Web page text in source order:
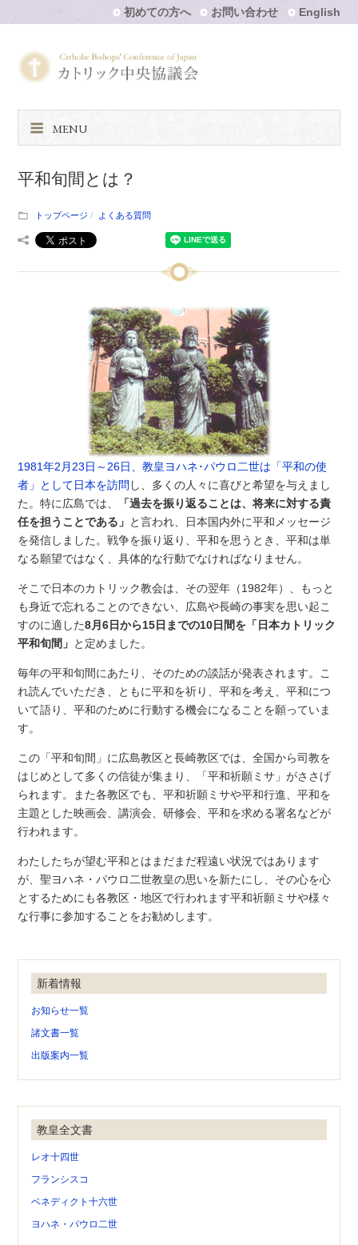
初めての方へ お問い合わせ English
MENU
平和旬間とは？
トップページ よくある質問
1981年2月23日～26日、教皇ヨハネ･パウロ二世は「平和の使
者」として日本を訪問 し、多くの人々に喜びと希望を与えまし
た。特に広島では、
「過去を振り返ることは、将来に対する責
任を担うことである」 と言われ、日本国内外に平和メッセージ
を発信しました。戦争を振り返り、平和を思うとき、平和は単
なる願望ではなく、具体的な行動でなければなりません。
そこで日本のカトリック教会は、その翌年（1982年）、もっと
も身近で忘れることのできない、広島や長崎の事実を思い起こ
すのに適した8月6日から15日までの10日間を「日本カトリック
平和旬間」 と定めました。
毎年の平和旬間にあたり、そのための談話が発表されます。こ
れ読んでいただき、ともに平和を祈り、平和を考え、平和につ
いて語り、平和のために行動する機会になることを願っていま
す。
この「平和旬間」に広島教区と長崎教区では、全国から司教を
はじめとして多くの信徒が集まり、「平和祈願ミサ」がささげ
られます。また各教区でも、平和祈願ミサや平和行進、平和を
主題とした映画会、講演会、研修会、平和を求める署名などが
行われます。
わたしたちが望む平和とはまだまだ程遠い状況ではあります
が、聖ヨハネ・パウロ二世教皇の思いを新たにし、その心を心
とするためにも各教区・地区で行われます平和祈願ミサや様々
な行事に参加することをお勧めします。
新着情報
お知らせ一覧
諸文書一覧
出版案内一覧
教皇全文書
レオ十四世
フランシスコ
ベネディクト十六世
ヨハネ・パウロ二世